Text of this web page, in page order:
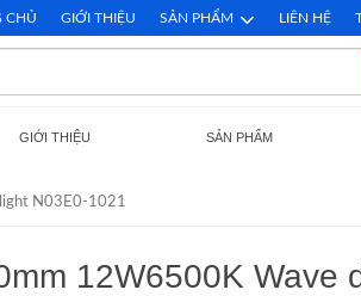
CHỦ GIỚI THIỆU SẢN PHẨM LIÊN HỆ
GIỚI THIỆU SẢN PHẨM
N03E0-1021
12W6500K Wave